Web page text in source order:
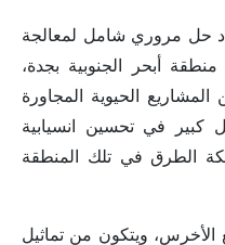
حل مروري شامل لمعالجة
منطقة أبحر الجنوبية بجدة،
الحيوية المجاورة
كبير في تحسين انسيابية
الطرق في تلك المنطقة
الأخرس، ويتكون من تماثيل